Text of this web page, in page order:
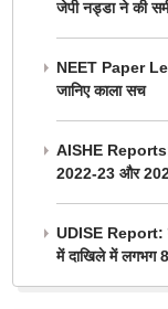
जेपी नड्डा ने की
NEET Paper
जानिए काला सच
AISHE Reports:
2022-23 और
UDISE Report:
में दाखिले में लगभग